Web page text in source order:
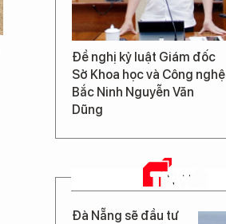
Đề nghị kỷ luật Giám đốc
Sở Khoa học và Công nghệ
Bắc Ninh Nguyễn Văn
Dũng
TIN MỚI
Đà Nẵng sẽ đầu tư